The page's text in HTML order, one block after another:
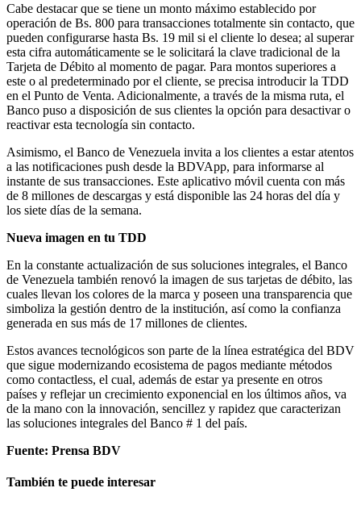
Cabe destacar que se tiene un monto máximo establecido por
operación de Bs. 800 para transacciones totalmente sin contacto, que
pueden configurarse hasta Bs. 19 mil si el cliente lo desea; al superar
esta cifra automáticamente se le solicitará la clave tradicional de la
Tarjeta de Débito al momento de pagar. Para montos superiores a
este o al predeterminado por el cliente, se precisa introducir la TDD
en el Punto de Venta. Adicionalmente, a través de la misma ruta, el
Banco puso a disposición de sus clientes la opción para desactivar o
reactivar esta tecnología sin contacto.
Asimismo, el Banco de Venezuela invita a los clientes a estar atentos
a las notificaciones push desde la BDVApp, para informarse al
instante de sus transacciones. Este aplicativo móvil cuenta con más
de 8 millones de descargas y está disponible las 24 horas del día y
los siete días de la semana.
Nueva imagen en tu TDD
En la constante actualización de sus soluciones integrales, el Banco
de Venezuela también renovó la imagen de sus tarjetas de débito, las
cuales llevan los colores de la marca y poseen una transparencia que
simboliza la gestión dentro de la institución, así como la confianza
generada en sus más de 17 millones de clientes.
Estos avances tecnológicos son parte de la línea estratégica del BDV
que sigue modernizando ecosistema de pagos mediante métodos
como contactless, el cual, además de estar ya presente en otros
países y reflejar un crecimiento exponencial en los últimos años, va
de la mano con la innovación, sencillez y rapidez que caracterizan
las soluciones integrales del Banco # 1 del país.
Fuente: Prensa BDV
También te puede interesar